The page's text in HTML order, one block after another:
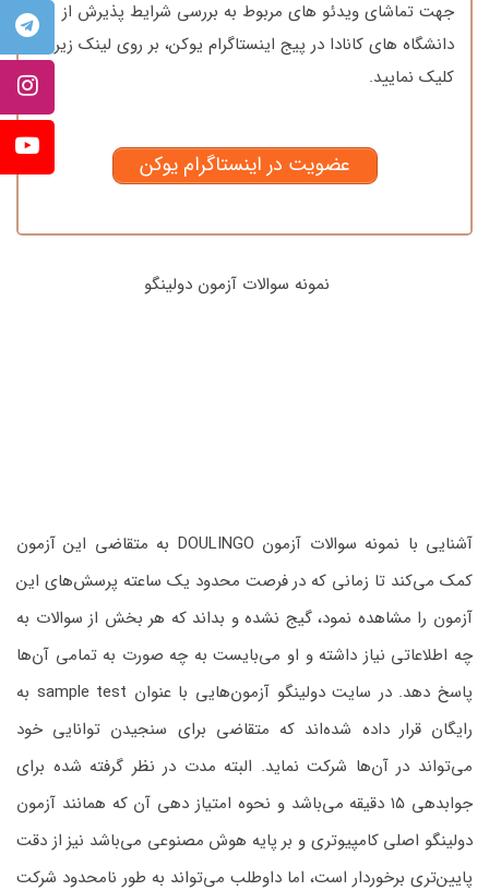
جهت تماشای ویدئو های مربوط به بررسی شرایط پذیرش از
دانشگاه های کانادا در پیج اینستاگرام یوکن، بر روی لینک زیر
کلیک نمایید.
عضویت در اینستاگرام یوکن
نمونه سوالات آزمون دولینگو
آشنایی با نمونه سوالات آزمون DOULINGO به متقاضی این آزمون
کمک می‌کند تا زمانی که در فرصت محدود یک ساعته پرسش‌های این
آزمون را مشاهده نمود، گیج نشده و بداند که هر بخش از سوالات به
چه اطلاعاتی نیاز داشته و او می‌بایست به چه صورت به تمامی آن‌ها
پاسخ دهد. در سایت دولینگو آزمون‌هایی با عنوان sample test به
رایگان قرار داده شده‌اند که متقاضی برای سنجیدن توانایی خود
می‌تواند در آن‌ها شرکت نماید. البته مدت در نظر گرفته شده برای
جوابدهی ۱۵ دقیقه می‌باشد و نحوه امتیاز دهی آن که همانند آزمون
دولینگو اصلی کامپیوتری و بر پایه هوش مصنوعی می‌باشد نیز از دقت
پایین‌تری برخوردار است، اما داوطلب می‌تواند به طور نامحدود شرکت